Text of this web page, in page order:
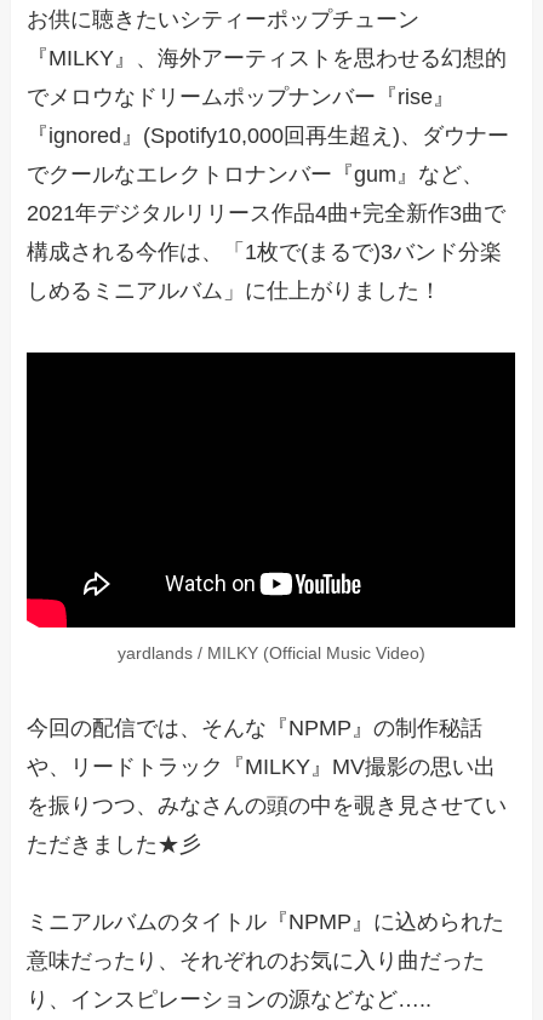
お供に聴きたいシティーポップチューン
『MILKY』、海外アーティストを思わせる幻想的
でメロウなドリームポップナンバー『rise』
『ignored』(Spotify10,000回再生超え)、ダウナー
でクールなエレクトロナンバー『gum』など、
2021年デジタルリリース作品4曲+完全新作3曲で
構成される今作は、「1枚で(まるで)3バンド分楽
しめるミニアルバム」に仕上がりました！
yardlands / MILKY (Official Music Video)
今回の配信では、そんな『NPMP』の制作秘話
や、リードトラック『MILKY』MV撮影の思い出
を振りつつ、みなさんの頭の中を覗き見させてい
ただきました★彡
ミニアルバムのタイトル『NPMP』に込められた
意味だったり、それぞれのお気に入り曲だった
り、インスピレーションの源などなど…..